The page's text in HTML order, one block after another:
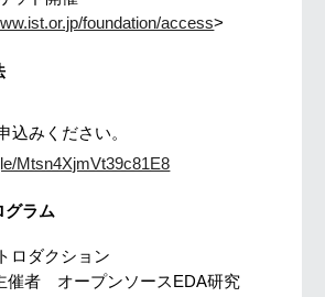
foundation/access>
込みください。
Mtsn4XjmVt39c81E8
グラム
ロダクション
催者 オープンソースEDA研究